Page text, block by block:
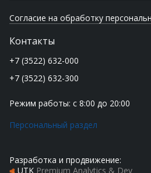
Согласие на обработку
Контакты
+7 (3522) 632-000
+7 (3522) 632-300
Режим работы: с 8:00 до 20:00
Персональный раздел
Разработка и продвижение:
UTK Premium Analytics & Dev